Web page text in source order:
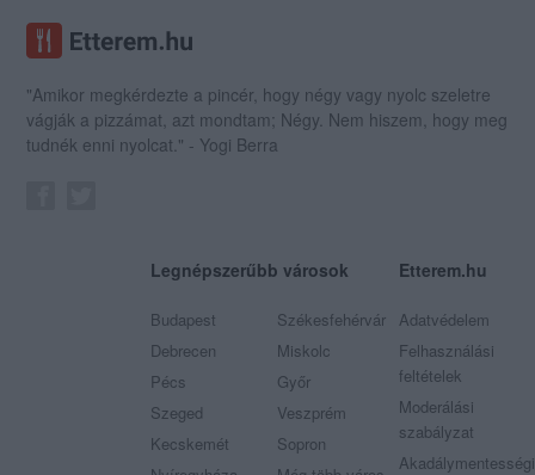
"Amikor megkérdezte a pincér, hogy négy vagy nyolc szeletre
vágják a pizzámat, azt mondtam; Négy. Nem hiszem, hogy meg
tudnék enni nyolcat." - Yogi Berra
Legnépszerűbb városok
Budapest
Debrecen
Pécs
Szeged
Kecskemét
Székesfehérvár
Miskolc
Győr
Veszprém
Sopron
Etterem.hu
Adatvédelem
Felhasználási
feltételek
Moderálási
szabályzat
Akadálymentességi